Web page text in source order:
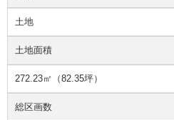
土地
土地面積
272.23㎡（82.35坪）
総区画数